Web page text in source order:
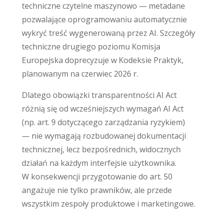
techniczne czytelne maszynowo — metadane
pozwalające oprogramowaniu automatycznie
wykryć treść wygenerowaną przez AI. Szczegóły
techniczne drugiego poziomu Komisja
Europejska doprecyzuje w Kodeksie Praktyk,
planowanym na czerwiec 2026 r.
Dlatego obowiązki transparentności AI Act
różnią się od wcześniejszych wymagań AI Act
(np. art. 9 dotyczącego zarządzania ryzykiem)
— nie wymagają rozbudowanej dokumentacji
technicznej, lecz bezpośrednich, widocznych
działań na każdym interfejsie użytkownika.
W konsekwencji przygotowanie do art. 50
angażuje nie tylko prawników, ale przede
wszystkim zespoły produktowe i marketingowe.